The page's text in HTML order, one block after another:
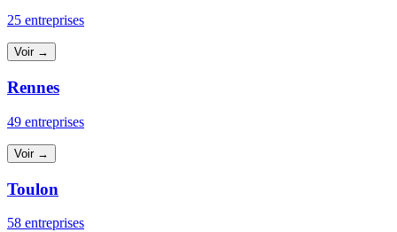
25 entreprises
Voir →
Rennes
49 entreprises
Voir →
Toulon
58 entreprises